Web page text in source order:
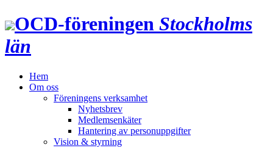
OCD‑föreningen Stockholms
län
Hem
Om oss
Föreningens verksamhet
Nyhetsbrev
Medlemsenkäter
Hantering av personuppgifter
Vision & styrning